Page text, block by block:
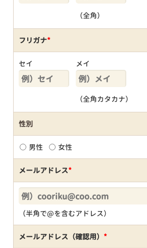
（全角）
フリガナ*
セイ メイ
（全角カタカナ）
性別
男性 女性
メールアドレス*
（半角で@を含むアドレス）
メールアドレス（確認用） *